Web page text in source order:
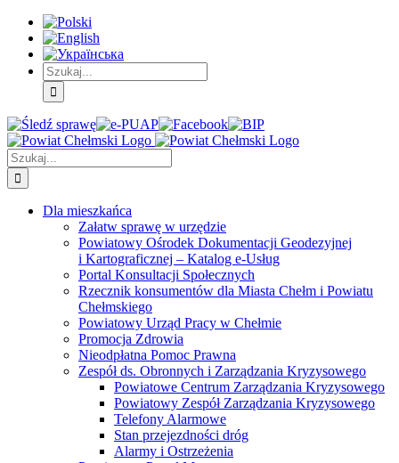
Skip
Treść
główna
Skip
Menu
główne
Skip
Menu
dodatkowe
Szukaj
Śledź
sprawę
E-
PUAP
Facebook BIP Instagram
Szukaj
Dla mieszkańca
Załatw sprawę w urzędzie
Powiatowy Ośrodek Dokumentacji Geodezyjnej
i Kartograficznej – Katalog e-Usług
Portal Konsultacji Społecznych
Rzecznik konsumentów dla Miasta Chełm i Powiatu
Chełmskiego
Powiatowy Urząd Pracy w Chełmie
Promocja Zdrowia
Nieodpłatna Pomoc Prawna
Zespół ds. Obronnych i Zarządzania Kryzysowego
Powiatowe Centrum Zarządzania Kryzysowego
Powiatowy Zespół Zarządzania Kryzysowego
Telefony Alarmowe
Stan przejezdności dróg
Alarmy i Ostrzeżenia